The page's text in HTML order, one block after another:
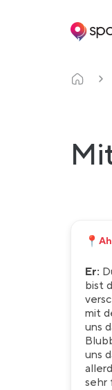
Main navigation
📍
Er:
bist
mit
uns
uns
sehr